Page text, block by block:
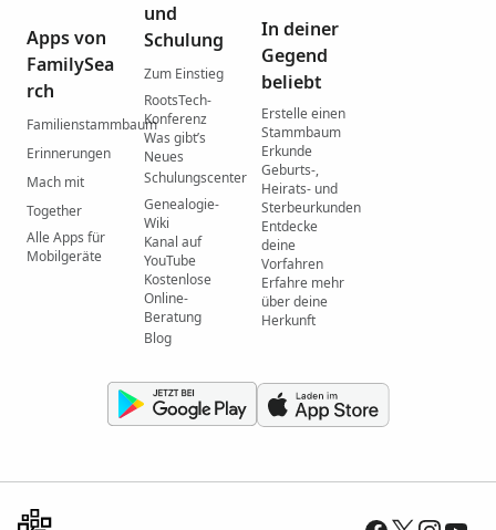
Apps von
FamilySea
rch
Familienstammbaum
Erinnerungen
Mach mit
Together
Alle Apps für
Mobilgeräte
und
Schulung
Zum Einstieg
RootsTech-
Konferenz
Was gibtʼs
Neues
Schulungscenter
Genealogie-
Wiki
Kanal auf
YouTube
Kostenlose
Online-
Beratung
Blog
In deiner
Gegend
beliebt
Erstelle einen
Stammbaum
Erkunde
Geburts-,
Heirats- und
Sterbeurkunden
Entdecke
deine
Vorfahren
Erfahre mehr
über deine
Herkunft